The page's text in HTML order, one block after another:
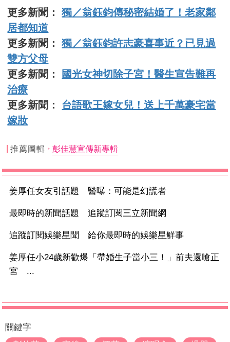
更多新聞：獨／翁鈺鈞傳秘密結婚了！老家鄰
居都知道
更多新聞：獨／翁鈺鈞許志豪喜事近？已見過
雙方父母
更多新聞：
國光女神切除子宮！醫生宣告難再
治療
更多新聞： 台語歌王嫁女兒！送上千萬豪宅當
嫁妝
推薦圖輯 彭佳慧宣傳新專輯
姜厚任女友引話題 醫曝：可能是幻謊者
最即時的新聞話題 追蹤訂閱三立新聞網
追蹤訂閱娛樂星聞 給你最即時的娛樂星鮮事
姜厚任小24歲新歡爆「帶婚生子當小三！」前夫還嗆正
宮 ...
關鍵字